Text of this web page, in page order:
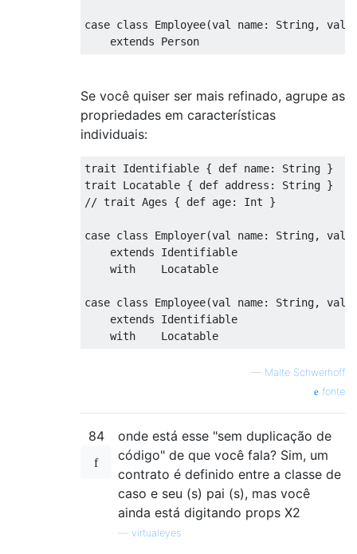
case class Employee(val name: String, val
extends
Person
Se você quiser ser mais refinado, agrupe as
propriedades em características
individuais:
trait Identifiable { def name: String
trait
Locatable { def address : String
// trait Ages { def age: Int }
case class Employer(val name: String, val
extends
Identifiable
with
Locatable
case class Employee(val name: String, val
extends
Identifiable
with
Locatable
— Malte Schwerhoff
fonte
84
onde está esse "sem duplicação de
código" de que você fala? Sim, um
contrato é definido entre a classe de
caso e seu (s) pai (s), mas você
ainda está digitando props X2
virtualeyes